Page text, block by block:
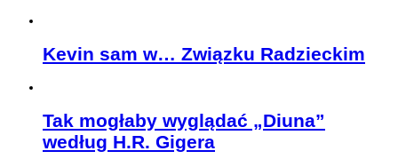
Kevin sam w… Związku Radzieckim
Tak mogłaby wyglądać „Diuna”
według H.R. Gigera